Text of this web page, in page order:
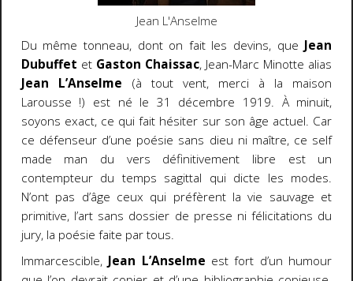
Jean L'Anselme
Du même tonneau, dont on fait les devins, que Jean
Dubuffet et Gaston Chaissac, Jean-Marc Minotte alias
Jean L’Anselme
(à tout vent, merci à la maison
Larousse !) est né le 31 décembre 1919. À minuit,
soyons exact, ce qui fait hésiter sur son âge actuel. Car
ce défenseur d’une poésie sans dieu ni maître, ce self
made man du vers définitivement libre est un
contempteur du temps sagittal qui dicte les modes.
N’ont pas d’âge ceux qui préfèrent la vie sauvage et
primitive, l’art sans dossier de presse ni félicitations du
jury, la poésie faite par tous.
Immarcescible, Jean L’Anselme est fort d’un humour